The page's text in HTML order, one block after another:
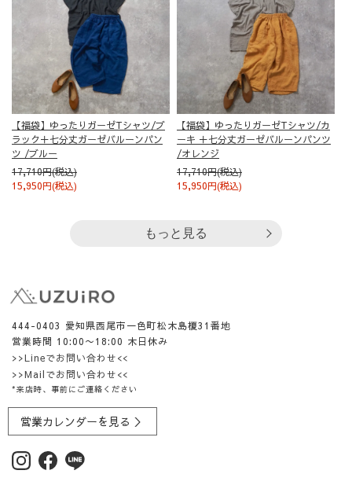
【福袋】ゆったりガーゼTシャツ/ブ
ラック＋七分丈ガーゼバルーンパン
ツ /ブルー
17,710円(税込)
15,950円(税込)
【福袋】ゆったりガーゼTシャツ/カ
ーキ ＋七分丈ガーゼバルーンパンツ
/オレンジ
17,710円(税込)
15,950円(税込)
もっと見る
444-0403 愛知県西尾市一色町松木島榎31番地
営業時間 10:00〜18:00 木日休み
>>Lineでお問い合わせ<<
>>Mailでお問い合わせ<<
*来店時、事前にご連絡ください
営業カレンダーを見る ＞